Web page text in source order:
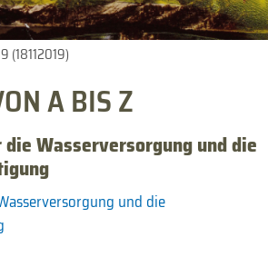
(18112019)
A BIS Z
Wasserversorgung und die
und die